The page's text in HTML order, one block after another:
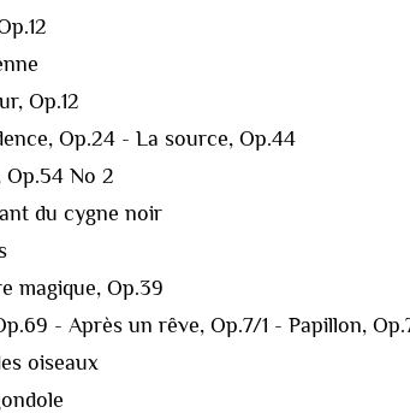
Op.12
Op.24 - La source, Op.44
Op.54 No 2
du cygne noir
magique, Op.39
- Après un rêve, Op.7/1 - Papillon,
oiseaux